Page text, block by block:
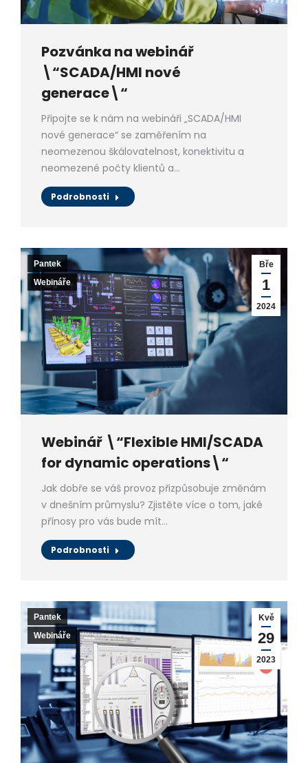
Pozvánka na webinář
\“SCADA/HMI nové
generace\“
Připojte se k nám na webináři „SCADA/HMI
nové generace“ se zaměřením na
neomezenou škálovatelnost, konektivitu a
neomezené počty klientů a…
Podrobnosti
Bře
1
2024
Pantek
Webináře
Webinář \“Flexible HMI/SCADA
for dynamic operations\“
Jak dobře se váš provoz přizpůsobuje změnám
v dnešním průmyslu? Zjistěte více o tom, jaké
přínosy pro vás bude mít…
Podrobnosti
Kvě
29
2023
Pantek
Webináře